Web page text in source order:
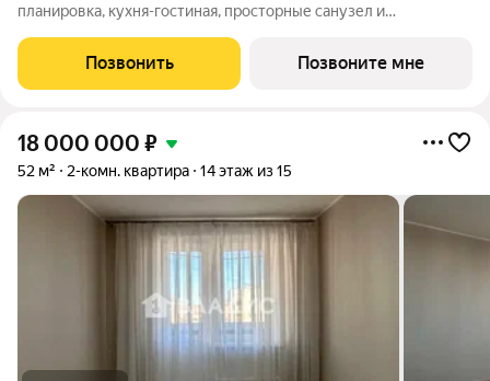
планировка, кухня-гостиная, просторные санузел и
этажного дома. Стоимость указана с учетом скидки 15%,
экономия составит 3 406 725 рублей! Стоимость
Позвонить Позвоните мне
18 000 000 ₽
52 м² 2-комн. квартира 14 этаж из 15